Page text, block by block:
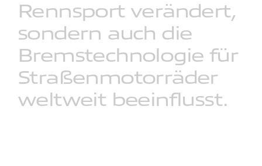
Rennsport verändert,
sondern auch die
Bremstechnologie für
Straßenmotorräder
weltweit beeinflusst.